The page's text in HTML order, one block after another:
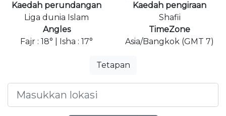
Kaedah perundangan
Liga dunia Islam
Kaedah pengiraan
Shafii
Angles
Fajr : 18° | Isha : 17°
TimeZone
Asia/Bangkok (GMT 7)
Tetapan